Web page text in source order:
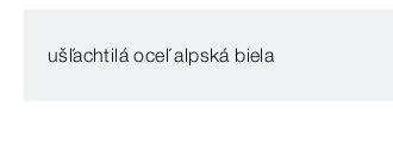
ušľachtilá oceľ alpská biela